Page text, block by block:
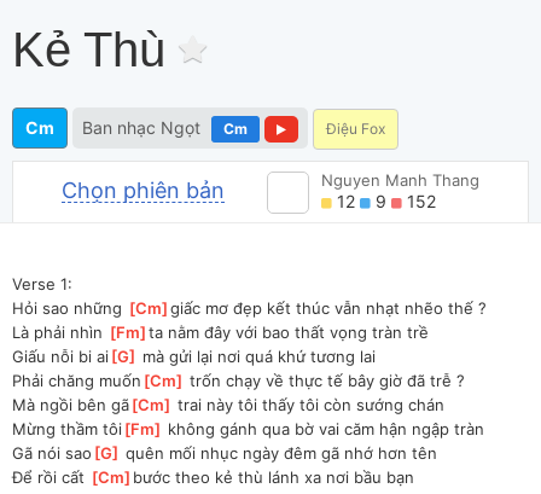
Kẻ Thù
Cm Ban nhạc Ngọt Cm Điệu Fox
Chọn phiên bản Nguyen Manh Thang
12 9 152
Verse 1:
Hỏi sao những [Cm ]
giấc mơ đẹp kết thúc vẫn nhạt nhẽo thế ?
Là phải nhìn [Fm ]ta nằm đây với bao thất vọng tràn trề
Giấu nỗi bi ai[G
mà gửi lại nơi quá khứ tương lai
Phải chăng muốn [Cm ] trốn chạy về thực tế bây giờ đã trễ ?
Mà ngồi bên gã[Cm ] trai này tôi thấy tôi còn sướng chán
Mừng thầm tôi[Fm
không gánh qua bờ vai căm hận ngập tràn
Gã nói sao [G ] quên mối nhục ngày đêm gã nhớ hơn tên
Để rồi cất [Cm ]bước theo kẻ thù lánh xa nơi bầu bạn